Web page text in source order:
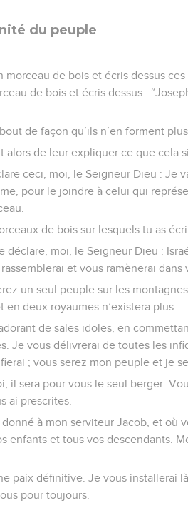
du peuple
morceau de bois et écris dessus
de bois et écris dessus :
de façon qu’ils n’en forment plus
alors de leur expliquer ce que cela
ceci, moi, le Seigneur Dieu : Je
pour le joindre à celui qui
de bois sur lesquels tu as
déclare, moi, le Seigneur Dieu :
et vous ramènerai dans
un seul peuple sur les
deux royaumes n’existera plus.
de sales idoles, en
Je vous délivrerai de toutes les
; vous serez mon peuple et je
il sera pour vous le seul berger.
ai prescrites.
à mon serviteur Jacob, et où
enfants et tous vos descendants.
paix définitive. Je vous installerai
pour toujours.